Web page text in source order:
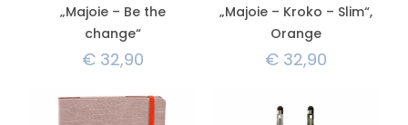
„Majoie – Be the
change“
€32,90
„Majoie – Kroko – Slim“,
Orange
€32,90